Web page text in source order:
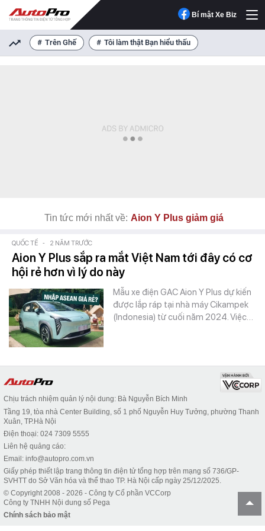
Bí mật Xe Biz
Trên Ghế Tôi làm thật Bạn hiểu thấu
Tin tức mới nhất về: Aion Y Plus giảm giá
QUỐC TẾ - 2 NĂM TRƯỚC
Aion Y Plus sắp ra mắt Việt Nam tới đây có cơ
hội rẻ hơn vì lý do này
Mẫu xe điện GAC Aion Y Plus dự kiến
được lắp ráp tại nhà máy Cikampek
(Indonesia) từ cuối năm 2024. Việc…
Chịu trách nhiệm quản lý nội dung: Bà Nguyễn Bích Minh
Tầng 19, tòa nhà Center Building, số 1 phố Nguyễn Huy Tưởng, phường Thanh
Xuân, TP.Hà Nội
Điện thoại: 024 7309 5555
Liên hệ quảng cáo:
Email: info@autopro.com.vn
Giấy phép thiết lập trang thông tin điện tử tổng hợp trên mạng số 736/GP-
SVHTT do Sở Văn hóa và thể thao TP. Hà Nội cấp ngày 25/12/2025.
© Copyright 2008 - 2026 - Công ty Cổ phần VCCorp
Công ty TNHH Nội dung số Pega
Chính sách bảo mật